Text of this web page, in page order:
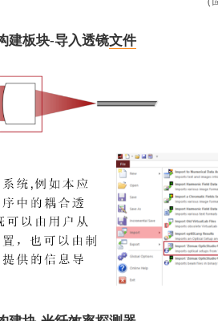
建板块-导入透镜文件